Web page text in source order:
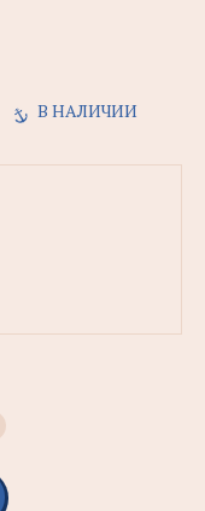
В НАЛИЧИИ